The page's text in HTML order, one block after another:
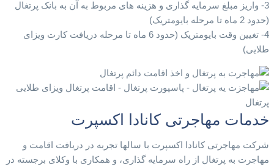
3- واریز مبلغ سرمایه گذاری و هزینه های مربوط به آن به بانک پرتغال
(حدود 2 ماه تا مرحله بایومتریک)
4- تغیین وقت بایومتریک (حدود 6 ماه تا مرحله دریافت کارت ویزای
طلایی)
خدمات مهاجرتی کانادا اکسپرت
شرکت مهاجرتی کانادا اکسپرت با سالها تجربه در دریافت اقامت و
مهاجرت به پرتغال از راه سرمایه گذاری، و همکاری با وکلای برجسته در